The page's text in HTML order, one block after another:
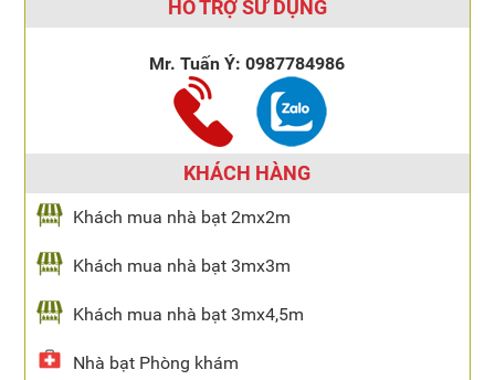
HỖ TRỢ SỬ DỤNG
Mr. Tuấn Ý:0987784986
KHÁCH HÀNG
Khách mua nhà bạt 2mx2m
Khách mua nhà bạt 3mx3m
Khách mua nhà bạt 3mx4,5m
Nhà bạt Phòng khám